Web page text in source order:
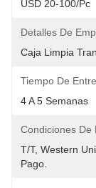
USD 20-100/pc
Detalles De
Caja Limpia
Tiempo De
4 A 5 Semanas
Condiciones De
T/T, Western
Pago.